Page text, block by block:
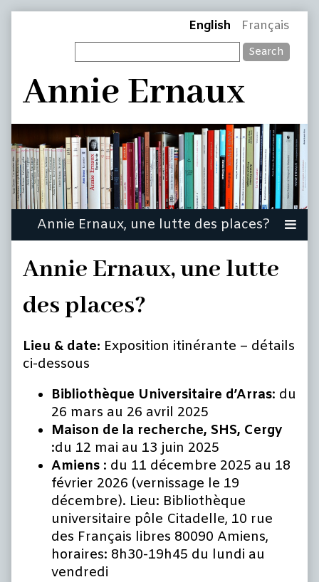
Header
English Français
Search
Annie Ernaux
Annie Ernaux, une lutte
des places?
Lieu & date: Exposition itinérante – détails
ci-dessous
Bibliothèque Universitaire d’Arras: du
26 mars au 26 avril 2025
Maison de la recherche, SHS, Cergy
:du 12 mai au 13 juin 2025
Amiens : du 11 décembre 2025 au 18
février 2026 (vernissage le 19
décembre). Lieu: Bibliothèque
universitaire pôle Citadelle, 10 rue
des Français libres 80090 Amiens,
horaires: 8h30-19h45 du lundi au
vendredi